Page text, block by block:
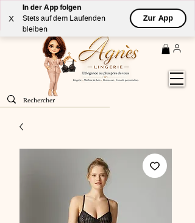
X
In der App folgen
Stets auf dem Laufenden
bleiben
Zur App
LivraisonGRATUITE (à partir de 59€) à domicile par
Colissimo en France métropolitaine